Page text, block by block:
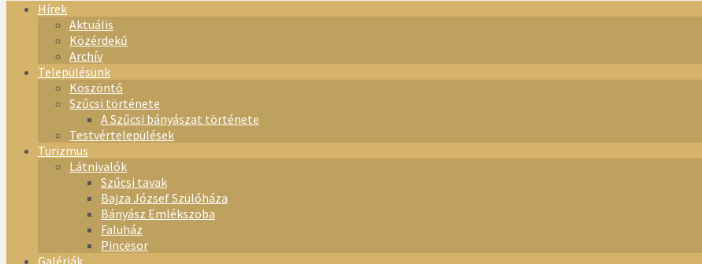
Hírek
Aktuális
Közérdekű
Archív
Településünk
Köszöntő
Szűcsi története
A Szűcsi bányászat története
Testvértelepülések
Turizmus
Látnivalók
Szűcsi tavak
Bajza József Szülőháza
Bányász Emlékszoba
Faluház
Pincesor
Galériák